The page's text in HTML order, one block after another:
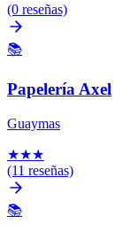
(0 reseñas)
📚
Papelería Axel
Guaymas
★★★
(11 reseñas)
📚